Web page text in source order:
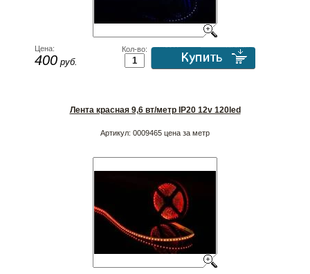
Цена:
400 руб.
Кол-во:
Лента красная 9,6 вт/метр IP20 12v 120led
Артикул: 0009465 цена за метр